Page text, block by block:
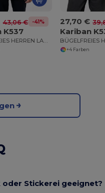
43,06 € -41%
K537
BÜGELFREIES HERREN LANGARM HEMD SUPREME
27,70 €
Kariban
+4 Farben
Stickerei geeignet?